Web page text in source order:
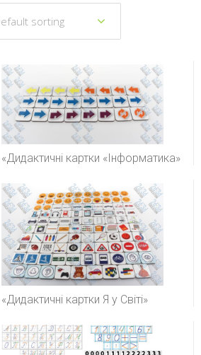
«Дидактичні картки «Інформатика»
«Дидактичні картки Я у Світі»